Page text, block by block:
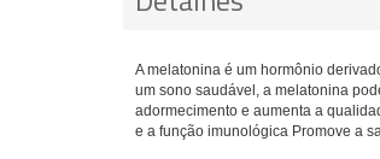
A melatonina é um hormônio
um sono saudável, a melatonina
adormecimento e aumenta a
e a função imunológica Promove a